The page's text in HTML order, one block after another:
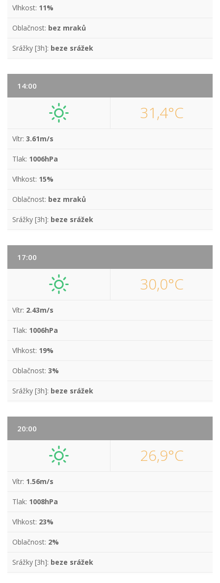
Vlhkost: 11%
Oblačnost: bez mraků
Srážky [3h]: beze srážek
14:00
31,4°C
Vítr: 3.61m/s
Tlak: 1006hPa
Vlhkost: 15%
Oblačnost: bez mraků
Srážky [3h]: beze srážek
17:00
30,0°C
Vítr: 2.43m/s
Tlak: 1006hPa
Vlhkost: 19%
Oblačnost: 3%
Srážky [3h]: beze srážek
20:00
26,9°C
Vítr: 1.56m/s
Tlak: 1008hPa
Vlhkost: 23%
Oblačnost: 2%
Srážky [3h]: beze srážek